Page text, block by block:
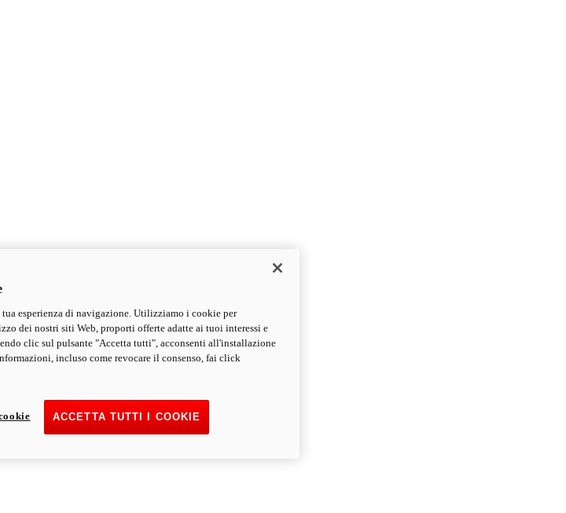
esperienza di navigazione. Utilizziamo i cookie per
dei nostri siti Web, proporti offerte adatte ai tuoi interessi e
clic sul pulsante "Accetta tutti", acconsenti all'installazione
incluso come revocare il consenso, fai click
ACCETTA TUTTI I COOKIE